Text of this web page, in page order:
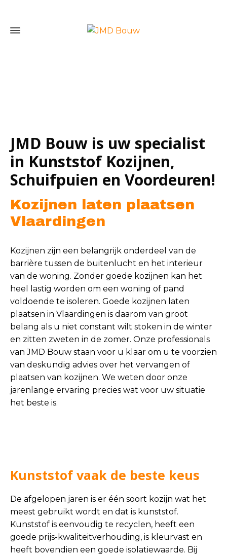
JMD Bouw is uw specialist
in Kunststof Kozijnen,
Schuifpuien en Voordeuren!
Kozijnen laten plaatsen
Vlaardingen
Kozijnen zijn een belangrijk onderdeel van de
barrière tussen de buitenlucht en het interieur
van de woning. Zonder goede kozijnen kan het
heel lastig worden om een woning of pand
voldoende te isoleren. Goede kozijnen laten
plaatsen in Vlaardingen is daarom van groot
belang als u niet constant wilt stoken in de winter
en zitten zweten in de zomer. Onze professionals
van JMD Bouw staan voor u klaar om u te voorzien
van deskundig advies over het vervangen of
plaatsen van kozijnen. We weten door onze
jarenlange ervaring precies wat voor uw situatie
het beste is.
Kunststof vaak de beste keus
De afgelopen jaren is er één soort kozijn wat het
meest gebruikt wordt en dat is kunststof.
Kunststof is eenvoudig te recyclen, heeft een
goede prijs-kwaliteitverhouding, is kleurvast en
heeft bovendien een goede isolatiewaarde. Bij